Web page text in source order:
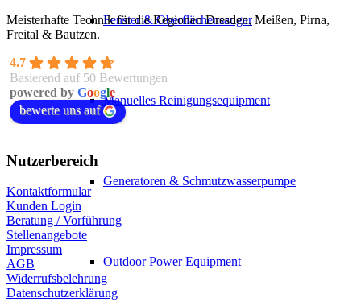
Fenster & Oberflächensauger
Manuelles Reinigungsequipment
Generatoren & Schmutzwasserpumpe
Outdoor Power Equipment
Meisterhafte Technik für die Regionen Dresden, Meißen, Pirna,
Freital & Bautzen.
4.7
Basierend auf 50 Bewertungen
powered by Google
bewerte uns auf
Nutzerbereich
Kontaktformular
Kunden Login
Beratung / Vorführung
Stellenangebote
Impressum
AGB
Widerrufsbelehrung
Datenschutzerklärung